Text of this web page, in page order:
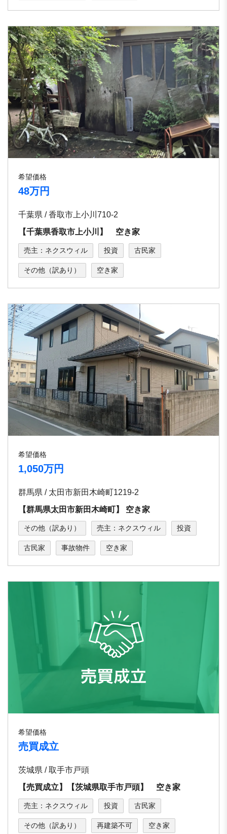
希望価格
48万円
千葉県 / 香取市上小川710-2
【千葉県香取市上小川】 空き家
売主：ネクスウィル 投資 古民家
その他（訳あり） 空き家
希望価格
1,050万円
群馬県 / 太⽥市新⽥⽊崎町1219-2
【群⾺県太⽥市新⽥⽊崎町】 空き家
その他（訳あり） 売主：ネクスウィル 投資
古民家 事故物件 空き家
希望価格
売買成立
茨城県 / 取手市戸頭
【売買成立】【茨城県取手市戸頭】 空き家
売主：ネクスウィル 投資 古民家
その他（訳あり） 再建築不可 空き家